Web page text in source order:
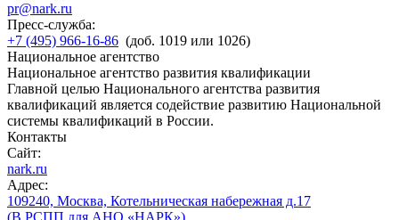
pr@nark.ru
Пресс-служба:
+7 (495) 966-16-86 (доб. 1019 или 1026)
Национальное агентство
Национальное агентство развития квалификации
Главной целью Национального агентства развития
квалификаций является содействие развитию Национальной
системы квалификаций в России.
Контакты
Сайт:
nark.ru
Адрес:
109240, Москва, Котельническая набережная д.17
(В РСПП для АНО «НАРК»)